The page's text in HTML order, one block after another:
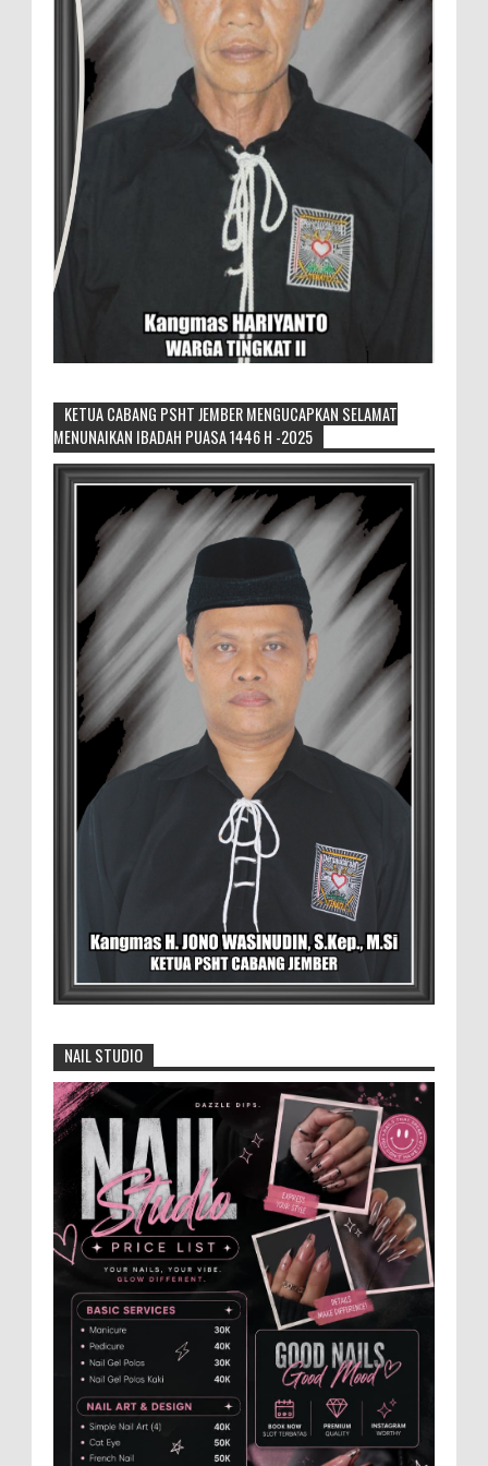
Sikapi Overproduksi Panen Selada, Petani
Muda Hidroponik Ikuti Pelatihan
Manajemen Budidaya dan Tata Kelola
Pasar
Setelah Pelatihan Diwilayah Ambulu Foto Bersama
MEMOPOS.co.id, Jember - Trend pertanian urban saat ini
menjadi pilihan generasi muda untuk ...
Sambut penilaian Akreditasi
RSD.dr.Soebandi Bagikan Sembako Kepada
Warga Sekitar
Suasana ceriah terlihat di raut keluarga
besar RSD.dr.Soebandi Jember saat melakukan kegiatan
rutin senam pagi, setelah senam dilanjutkan pe...
Pemilik Lahan Safi'i Dilaporkan Pencurian
dan Pengrusakan
Didampingi Kuasa Hukum Safi'i Datangi
Polres Jember MEMOPOS.vo.id, Jember -
Safi'i (76) warga Kreyongan, Kelurahan Patrang,
Digelontor Bantuan CSR Jumbo dan Bibit
Ternak Gratis ‎
‎BLORA – Wakil Bupati Blora Hj. Sri
Setyorini menghadiri Rapat Anggota Tahunan (RAT)
Kelompok Tani Hutan (KTH) Masjid Baitur Mulyo yang
dig...
Anggota Karang Taruna Urunan Demi
Nobar Indonesia Lawan Vietnam
Pertandingan sepakbola antara Tim
Indonesia dan Vietnam tidak dilewatkan
begitu saha oleh penggemar bola, termasuk karang
taruna bahkan mere...
Santri Milenial Siap Sukseskan Program
PTSL
KETUA CABANG PSHT JEMBER MENGUCAPKAN SELAMAT
MENUNAIKAN IBADAH PUASA 1446 H -2025
NAIL STUDIO